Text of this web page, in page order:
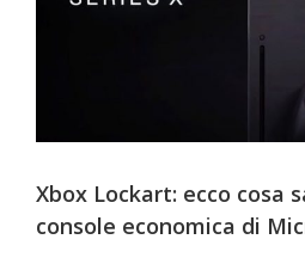
Xbox Lockart: ecco cosa
console economica di